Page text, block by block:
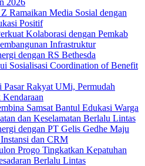
2026
Ramaikan Media Sosial dengan
Positif
Kolaborasi dengan Pemkab
Infrastruktur
dengan RS Bethesda
Sosialisasi Coordination of Benefit
Rakyat UMi, Permudah
Samsat Bantul Edukasi Warga
dan Keselamatan Berlalu Lintas
dengan PT Gelis Gedhe Maju
dan CRM
Progo Tingkatkan Kepatuhan
Berlalu Lintas